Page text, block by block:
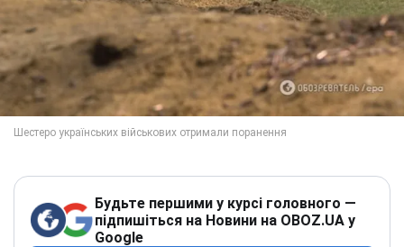
Будьте першими у курсі головного —
підпишіться на Новини на OBOZ.UA у
Google